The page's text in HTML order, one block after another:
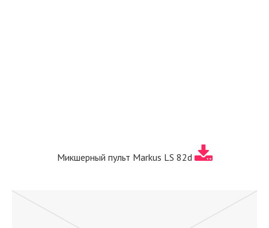
Микшерный пульт Markus LS 82d